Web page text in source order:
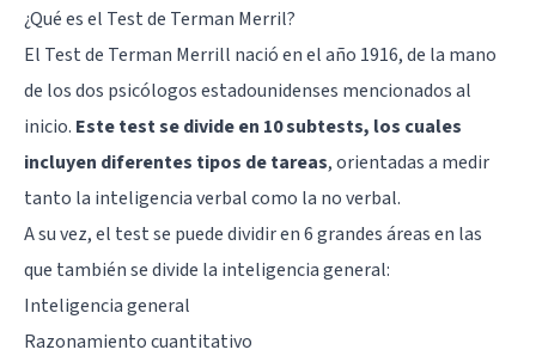
¿Qué es el Test de Terman Merril?
El Test de Terman Merrill nació en el año 1916, de la mano
de los dos psicólogos estadounidenses mencionados al
inicio. Este test se divide en 10 subtests, los cuales
incluyen diferentes tipos de tareas, orientadas a medir
tanto la inteligencia verbal como la no verbal.
A su vez, el test se puede dividir en 6 grandes áreas en las
que también se divide la inteligencia general:
Inteligencia general
Razonamiento cuantitativo